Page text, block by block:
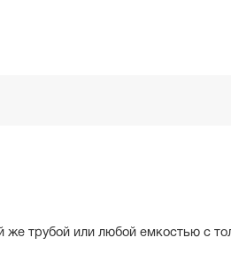
трубой или любой емкостью с